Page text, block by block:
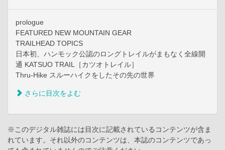
prologue
FEATURED NEW MOUNTAIN GEAR
TRAILHEAD TOPICS
日本初、ハンモック公認のロングトレイルがまもなく全線開
通 KATSUO TRAIL［カツオトレイル］
Thru-Hike スルーハイクをしたその先の世界
さらに目次をよむ
※このデジタル雑誌には目次に記載されているコンテンツが含ま
れています。それ以外のコンテンツは、本誌のコンテンツであっ